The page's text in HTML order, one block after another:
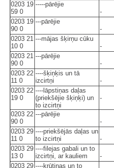
0203 19
59 0
-----pārējie
-
0203 19
90 0
---pārējie
-
0203 21
10 0
---mājas šķirņu cūku
-
0203 21
90 0
---pārējie
-
0203 22
11 0
----šķiņķis un tā
izcirtņi
-
0203 22
19 0
----lāpstiņas daļas
(priekšējie šķiņķi) un
to izcirtņi
-
0203 22
90 0
---pārējie
-
0203 29
11 0
----priekšējās daļas un
to izcirtņi
-
0203 29
13 0
----filejas gabali un to
izcirtņi, ar kauliem
-
0203 29 ----krūtiņas un to